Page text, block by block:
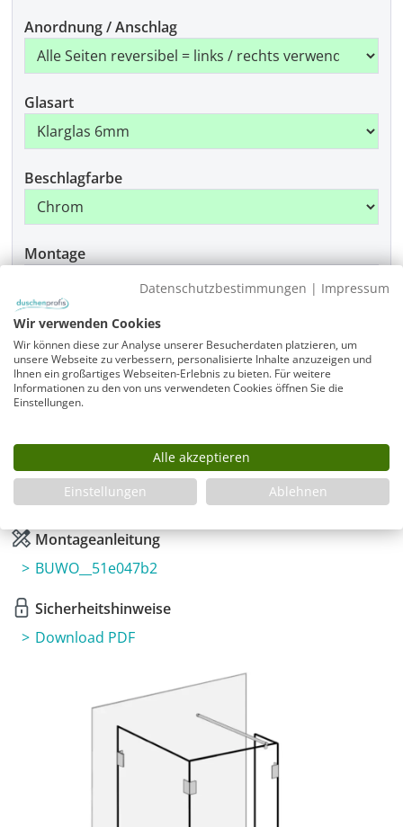
Anordnung / Anschlag
Glasart
Beschlagfarbe
Montage
Produkt Anzahl: Gib den gewünschten
In den Warenkorb
Fragen zum Artikel
Planungshilfe
3 Jahre Garantie & Ersatzteilservice
Montageanleitung
BUWO__51e047b2
Sicherheitshinweise
Download PDF
Datenschutzbestimmungen | Impressum
Wir verwenden Cookies
Wir können diese zur Analyse unserer Besucherdaten platzieren, um
unsere Webseite zu verbessern, personalisierte Inhalte anzuzeigen und
Ihnen ein großartiges Webseiten-Erlebnis zu bieten. Für weitere
Informationen zu den von uns verwendeten Cookies öffnen Sie die
Einstellungen.
Alle akzeptieren
Einstellungen
Ablehnen